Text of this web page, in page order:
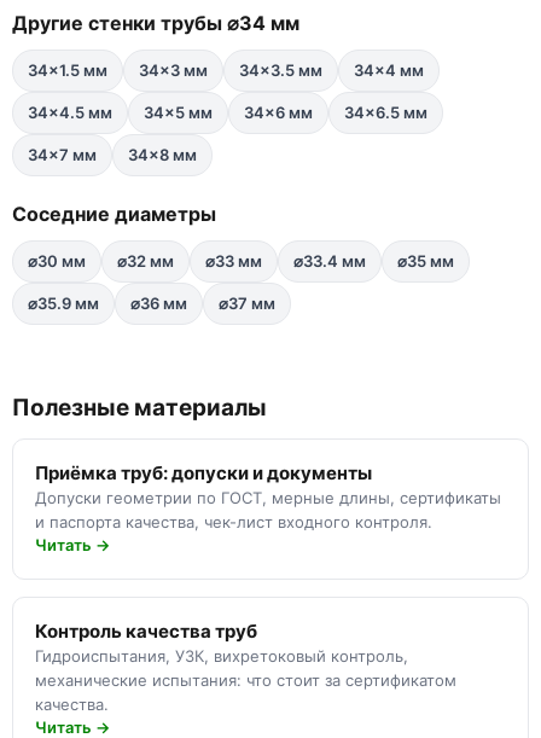
Другие стенки трубы ⌀34 мм
34×1.5 мм 34×3 мм 34×3.5 мм 34×4 мм
34×4.5 мм 34×5 мм 34×6 мм 34×6.5 мм
34×7 мм 34×8 мм
Соседние диаметры
⌀30 мм ⌀32 мм ⌀33 мм ⌀33.4 мм ⌀35 мм
⌀35.9 мм ⌀36 мм ⌀37 мм
Полезные материалы
Приёмка труб: допуски и документы
Допуски геометрии по ГОСТ, мерные длины, сертификаты
и паспорта качества, чек-лист входного контроля.
Читать →
Контроль качества труб
Гидроиспытания, УЗК, вихретоковый контроль,
механические испытания: что стоит за сертификатом
качества.
Читать →